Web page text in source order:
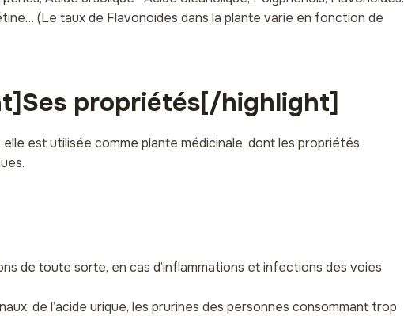
(Le taux de Flavonoïdes dans la plante varie en fonction de
propriétés[/highlight]
est utilisée comme plante médicinale, dont les propriétés
de toute sorte, en cas d’inflammations et infections des voies
de l’acide urique, les prurines des personnes consommant trop